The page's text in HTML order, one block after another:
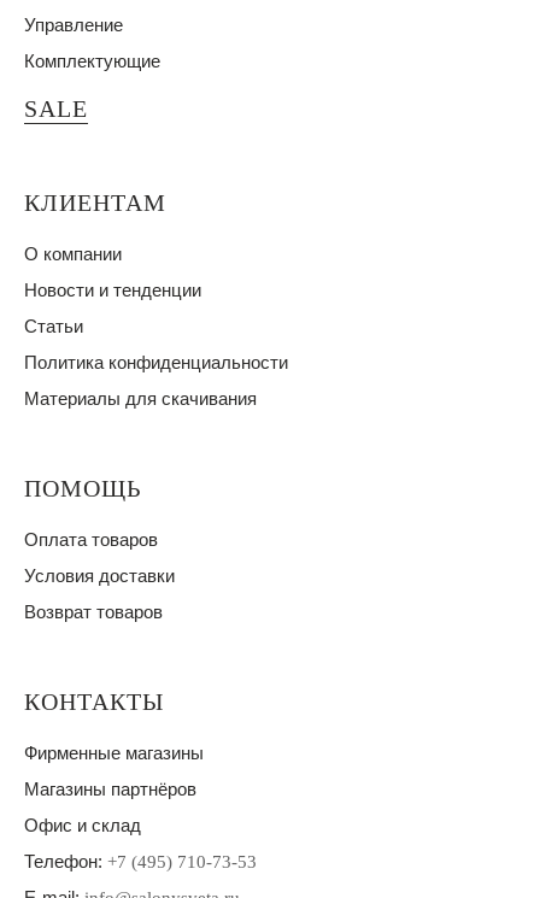
Управление
Комплектующие
SALE
КЛИЕНТАМ
О компании
Новости и тенденции
Статьи
Политика конфиденциальности
Материалы для скачивания
ПОМОЩЬ
Оплата товаров
Условия доставки
Возврат товаров
КОНТАКТЫ
Фирменные магазины
Магазины партнёров
Офис и склад
Телефон: +7 (495) 710-73-53